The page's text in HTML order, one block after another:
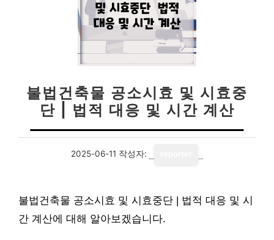
불법건축물 공소시효 및 시효중
단 | 법적 대응 및 시간 계산
2025-06-11 작성자:
불법건축물 공소시효 및 시효중단 | 법적 대응 및 시
간 계산에 대해 알아보겠습니다.